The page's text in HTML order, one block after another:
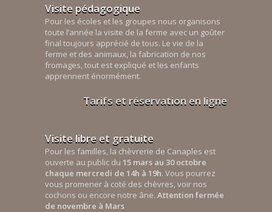
Visite pédagogique
Pour les écoles et les groupes nous organisons
toute l’année la visite de la ferme avec un goûter
final toujours apprécié de tous. Le vie de la
ferme et des animaux, la fabrication de nos
fromages, tout est expliqué et les enfants
apprennent énormément.
Tarifs et réservation en ligne
Visite libre et gratuite
Pour les familles, la chèvrerie de Canaples est
ouverte au public du 15 mars au 30 octobre
chaque mercredi de 14h à 19h. Vous pourrez
vous promener à coté des chèvres, voir nos
cochons ou encore notre âne. Attention fermée
de novembre à Mars